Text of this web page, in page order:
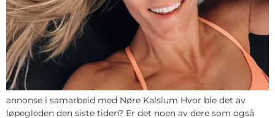
annonse i samarbeid med Nøre Kalsium Hvor ble det av
løpegleden den siste tiden? Er det noen av dere som også